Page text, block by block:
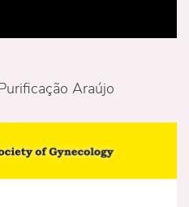
Araújo